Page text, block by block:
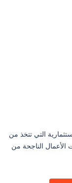
الاستثمارية التي تتخذ من
الأعمال الناجحة من